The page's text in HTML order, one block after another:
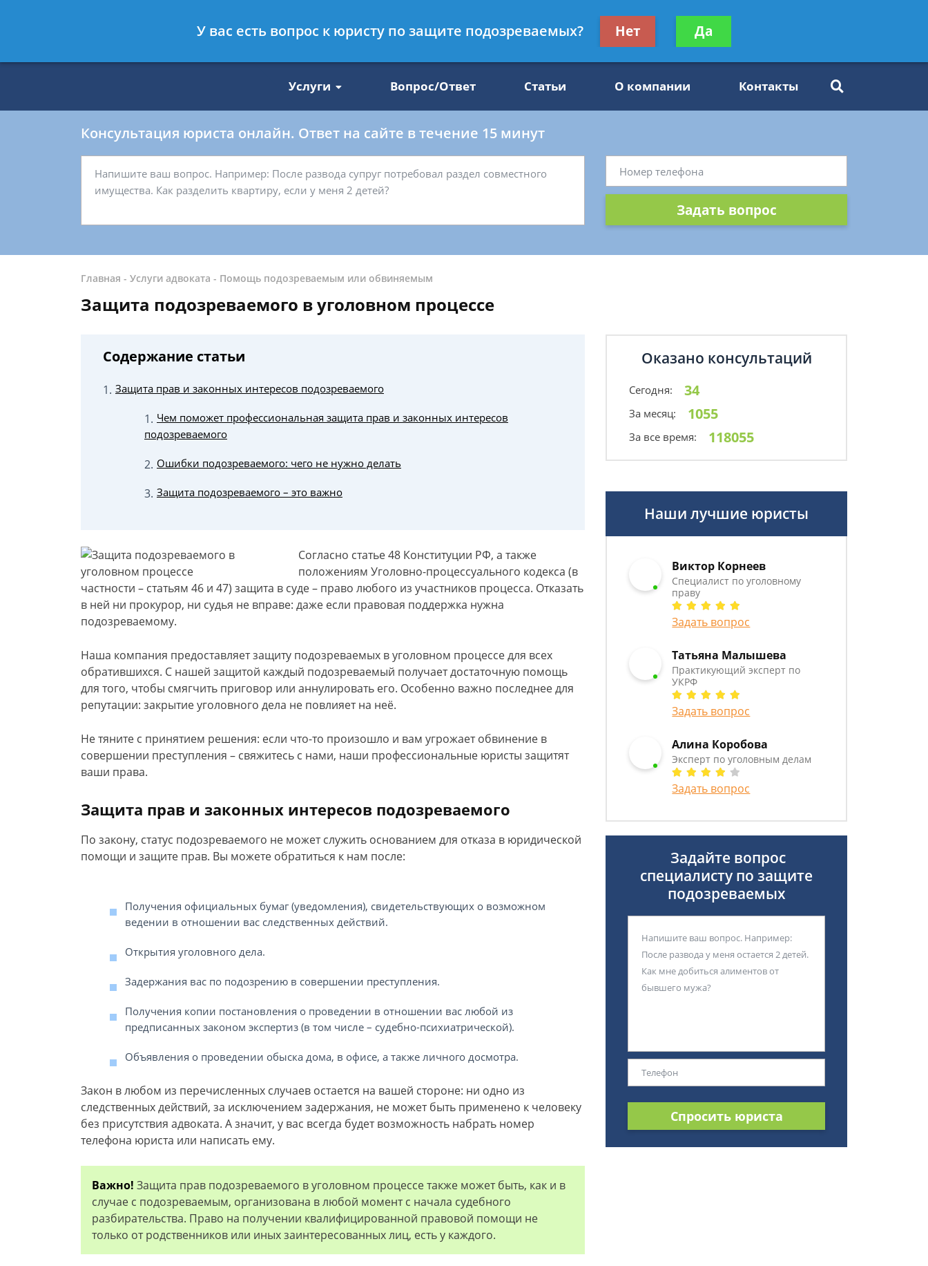
8 812 509-27-47
Получите консультацию
бесплатно
Задать вопрос
Услуги Вопрос/Ответ Статьи О компании Контакты
Консультация юриста онлайн. Ответ на сайте в течение 15 минут
Задать вопрос
Главная - Услуги адвоката - Помощь подозреваемым или обвиняемым
Защита подозреваемого в уголовном процессе
Содержание статьи
Защита прав и законных интересов подозреваемого
Чем поможет профессиональная защита прав и законных интересов
подозреваемого
Ошибки подозреваемого: чего не нужно делать
Защита подозреваемого – это важно
Согласно статье 48 Конституции РФ, а также
положениям Уголовно-процессуального кодекса (в
частности – статьям 46 и 47) защита в суде – право любого из участников процесса. Отказать
в ней ни прокурор, ни судья не вправе: даже если правовая поддержка нужна
подозреваемому.
Наша компания предоставляет защиту подозреваемых в уголовном процессе для всех
обратившихся. С нашей защитой каждый подозреваемый получает достаточную помощь
для того, чтобы смягчить приговор или аннулировать его. Особенно важно последнее для
репутации: закрытие уголовного дела не повлияет на неё.
Не тяните с принятием решения: если что-то произошло и вам угрожает обвинение в
совершении преступления – свяжитесь с нами, наши профессиональные юристы защитят
ваши права.
Защита прав и законных интересов подозреваемого
По закону, статус подозреваемого не может служить основанием для отказа в юридической
помощи и защите прав. Вы можете обратиться к нам после:
Получения официальных бумаг (уведомления), свидетельствующих о возможном
ведении в отношении вас следственных действий.
Открытия уголовного дела.
Задержания вас по подозрению в совершении преступления.
Получения копии постановления о проведении в отношении вас любой из
предписанных законом экспертиз (в том числе – судебно-психиатрической).
Объявления о проведении обыска дома, в офисе, а также личного досмотра.
Закон в любом из перечисленных случаев остается на вашей стороне: ни одно из
следственных действий, за исключением задержания, не может быть применено к человеку
без присутствия адвоката. А значит, у вас всегда будет возможность набрать номер
телефона юриста или написать ему.
Важно! Защита прав подозреваемого в уголовном процессе также может быть, как и в
случае с подозреваемым, организована в любой момент с начала судебного
разбирательства. Право на получении квалифицированной правовой помощи не
только от родственников или иных заинтересованных лиц, есть у каждого.
Оказано консультаций
Сегодня: 34
За месяц: 1055
За все время: 118055
Наши лучшие юристы
Виктор Корнеев
Cпециалист по уголовному
праву
Задать вопрос
Татьяна Малышева
Практикующий эксперт по
УКРФ
Задать вопрос
Алина Коробова
Эксперт по уголовным делам
Задать вопрос
Задайте вопрос
специалисту по защите
подозреваемых
Спросить юриста
У вас есть вопрос к юристу по защите подозреваемых? Нет Да